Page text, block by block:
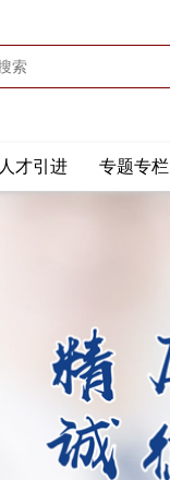
人才引进 专题专栏